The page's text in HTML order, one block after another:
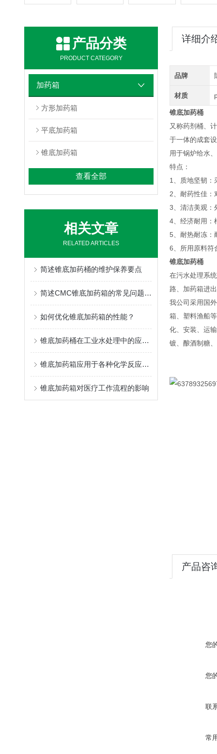
产品分类
PRODUCT CATEGORY
加药箱
方形加药箱
平底加药箱
锥底加药箱
查看全部
相关文章
RELATED ARTICLES
简述锥底加药桶的维护保养要点
简述CMC锥底加药箱的常见问题相应解决方法
如何优化锥底加药箱的性能？
锥底加药桶在工业水处理中的应用与价值
锥底加药箱应用于各种化学反应和药品制备过程中
锥底加药箱对医疗工作流程的影响
详细介
品牌
材质
锥底加药桶
又称药剂桶、
于一体的成套
用于锅炉给水
特点：
1、质地坚韧：
2、耐药性佳：
3、清洁美观：
4、经济耐用：
5、耐热耐冻：
6、所用原料符
锥底加药桶
在污水处理系
路、加药箱进
我公司采用国
箱、塑料渔船
化、安装、运
镀、酿酒制糖
产品咨
您
您
联
常